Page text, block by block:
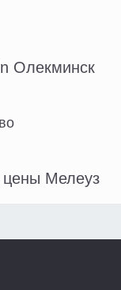
Олекминск
цены Мелеуз